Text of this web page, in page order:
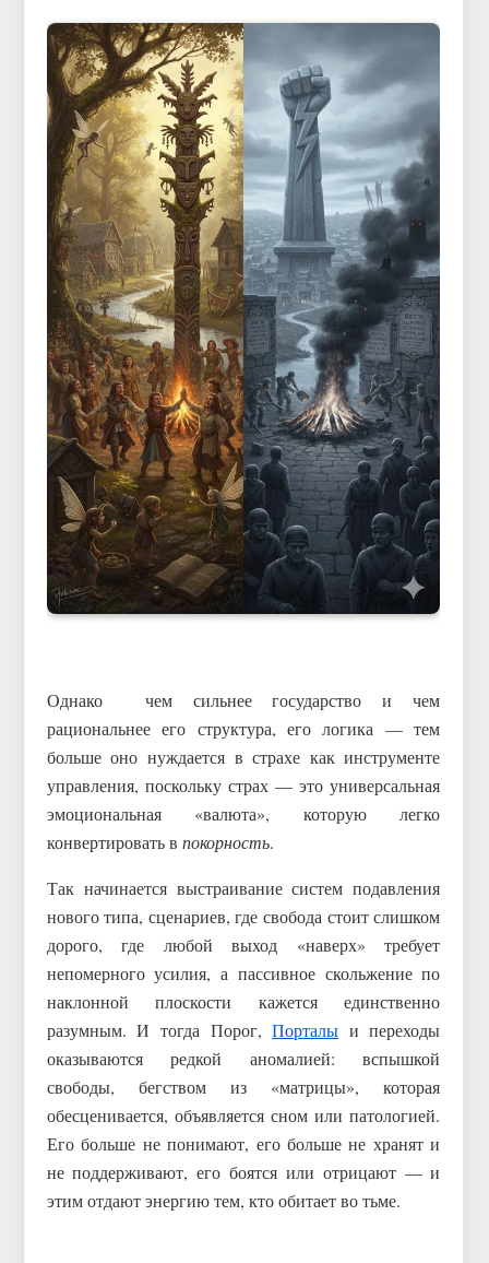
Однако чем сильнее государство и чем
рациональнее его структура, его логика — тем
больше оно нуждается в страхе как инструменте
управления, поскольку страх — это универсальная
эмоциональная «валюта», которую легко
конвертировать в покорность.
Так начинается выстраивание систем подавления
нового типа, сценариев, где свобода стоит слишком
дорого, где любой выход «наверх» требует
непомерного усилия, а пассивное скольжение по
наклонной плоскости кажется единственно
разумным. И тогда Порог,Порталы и переходы
оказываются редкой аномалией: вспышкой
свободы, бегством из «матрицы», которая
обесценивается, объявляется сном или патологией.
Его больше не понимают, его больше не хранят и
не поддерживают, его боятся или отрицают — и
этим отдают энергию тем, кто обитает во тьме.